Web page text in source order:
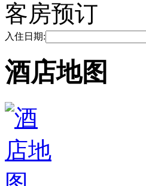
客房预订
入住日期:
酒店地图